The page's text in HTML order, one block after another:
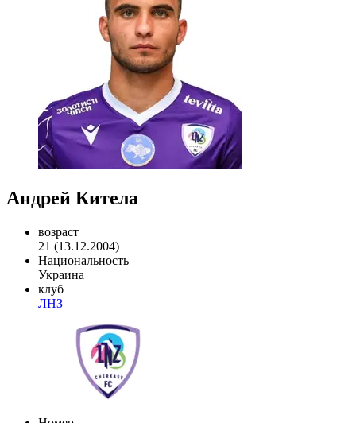
Андрей Китела
возраст
21 (13.12.2004)
Национальность
Украина
клуб
ЛНЗ